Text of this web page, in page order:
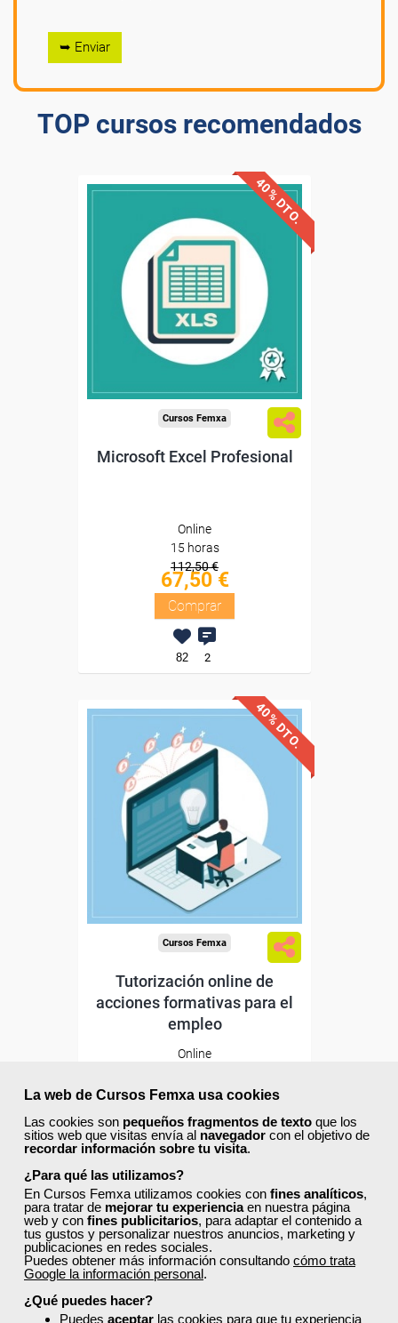
La web de Cursos Femxa usa cookies
Las cookies son pequeños fragmentos de texto que los
sitios web que visitas envía al navegador con el objetivo de
recordar información sobre tu visita.
¿Para qué las utilizamos?
En Cursos Femxa utilizamos cookies con fines analíticos,
para tratar de mejorar tu experienciaen nuestra página
web y con fines publicitarios, para adaptar el contenido a
tus gustos y personalizar nuestros anuncios, marketing y
publicaciones en redes sociales.
Puedes obtener más información consultando cómo trata
Google la información personal.
¿Qué puedes hacer?
Puedes aceptar las cookies para que tu experiencia
➥ Enviar
TOP cursos recomendados
Descuentos especiales
Sin requisitos de acceso
Diploma
Compra segura
40% DTO.
Cursos Femxa
Microsoft Excel Profesional
Online
15 horas
112,50 €
67,50 €
Comprar
82 2
Descuentos especiales
Sin requisitos de acceso
Diploma
Compra segura
40% DTO.
Cursos Femxa
Tutorización online de
acciones formativas para el
empleo
Online
195,00 €
117,00 €
Comprar
20
Descuentos especiales